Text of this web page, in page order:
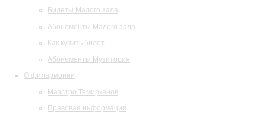
Билеты Малого зала
Абонементы Малого зала
Как купить билет
Абонементы Музитория
О филармонии
Маэстро Темирканов
Правовая информация